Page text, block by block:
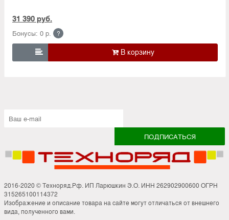
31 390 руб.
Бонусы: 0 р. ?

2016-2020 © Техноряд.Рф. ИП Ларюшкин Э.О. ИНН 262902900600 ОГРН
315265100114372
Изображение и описание товара на сайте могут отличаться от внешнего
вида, полученного вами.